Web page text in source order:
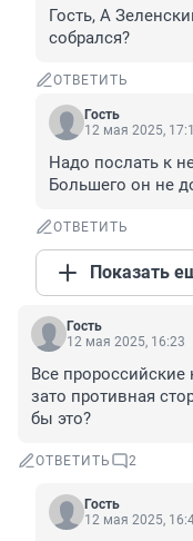
Гость, А
собрался?
ОТВЕТИТЬ
Гость
12 мая 2025,
Надо послать к
Большего он не
ОТВЕТИТЬ
Показать
Гость
12 мая 2025, 16:23
Все пророссийские
зато противная
бы это?
ОТВЕТИТЬ 2
Гость
12 мая 2025,